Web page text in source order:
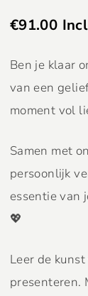
€91.00
Ben je klaar
van een
moment vol
Samen met
persoonlijk
essentie van
💖
Leer de
presenteren.